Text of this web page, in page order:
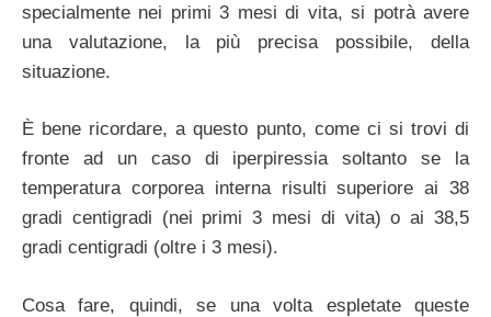
specialmente nei primi 3 mesi di vita, si potrà avere
una valutazione, la più precisa possibile, della
situazione.
È bene ricordare, a questo punto, come ci si trovi di
fronte ad un caso di iperpiressia soltanto se la
temperatura corporea interna risulti superiore ai 38
gradi centigradi (nei primi 3 mesi di vita) o ai 38,5
gradi centigradi (oltre i 3 mesi).
Cosa fare, quindi, se una volta espletate queste